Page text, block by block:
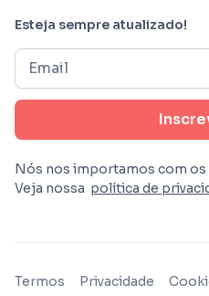
Esteja sempre atualizado!
Nós nos importamos com os
Veja nossa política de
Termos Privacidade